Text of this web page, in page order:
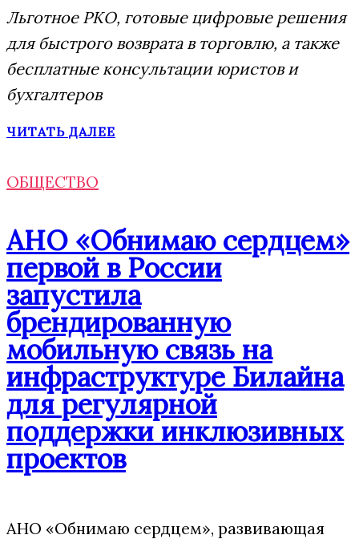
Льготное РКО, готовые цифровые решения
для быстрого возврата в торговлю, а также
бесплатные консультации юристов и
бухгалтеров
ЧИТАТЬ ДАЛЕЕ
ОБЩЕСТВО
АНО «Обнимаю сердцем»
первой в России
запустила
брендированную
мобильную связь на
инфраструктуре Билайна
для регулярной
поддержки инклюзивных
проектов
АНО «Обнимаю сердцем», развивающая